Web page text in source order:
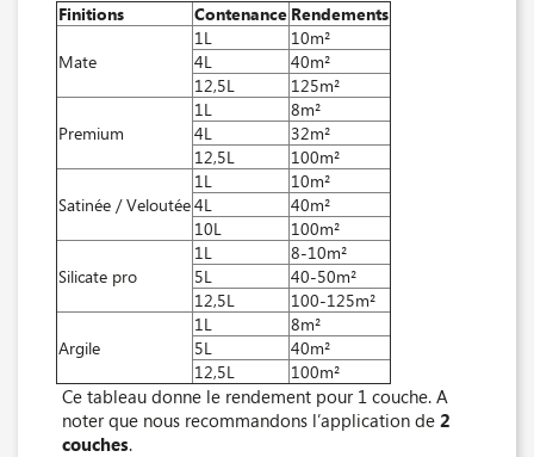
Finitions Contenance Rendements
Mate
1L
10m²
4L
40m²
12,5L
125m²
Premium
1L
8m²
4L
32m²
12,5L
100m²
Satinée / Veloutée
1L
10m²
4L
40m²
10L
100m²
Silicate pro
1L
8-10m²
5L
40-50m²
12,5L
100-125m²
Argile
1L
8m²
5L
40m²
12,5L
100m²
Ce tableau donne le rendement pour 1 couche. A
noter que nous recommandons l’application de 2
couches.